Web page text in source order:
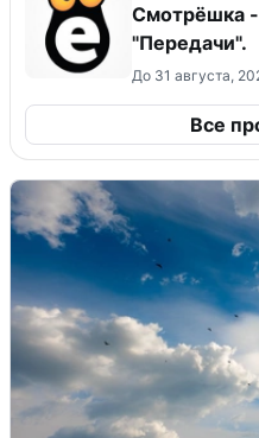
Смотрёшка
"Передачи".
До 31 августа,
Все